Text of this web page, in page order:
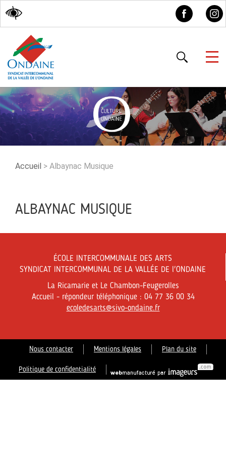
Accessibilité
Accueil > Albaynac Musique
ALBAYNAC MUSIQUE
ÉCOLE INTERCOMMUNALE DES ARTS
SYNDICAT INTERCOMMUNAL DE LA VALLÉE DE l'ONDAINE
La Ricamarie et Le Chambon-Feugerolles
Accueil - répondeur téléphonique : 04 77 36 00 34
ecoledesarts@sivo-ondaine.fr
Nous contacter Mentions légales Plan du site
Politique de confidentialité